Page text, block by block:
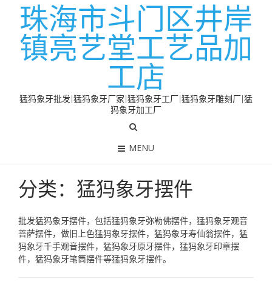
珠海市斗门区井岸
镇亮艺堂工艺品加
工店
猛犸象牙批发|猛犸象牙厂家|猛犸象牙工厂|猛犸象牙雕刻厂|猛
犸象牙加工厂
MENU
分类：猛犸象牙摆件
批发猛犸象牙摆件，包括猛犸象牙弥勒佛摆件，猛犸象牙观音
菩萨摆件，做旧上色猛犸象牙摆件，猛犸象牙寿仙翁摆件，猛
犸象牙千手观音摆件，猛犸象牙原牙摆件，猛犸象牙印章摆
件，猛犸象牙笔筒摆件等猛犸象牙摆件。